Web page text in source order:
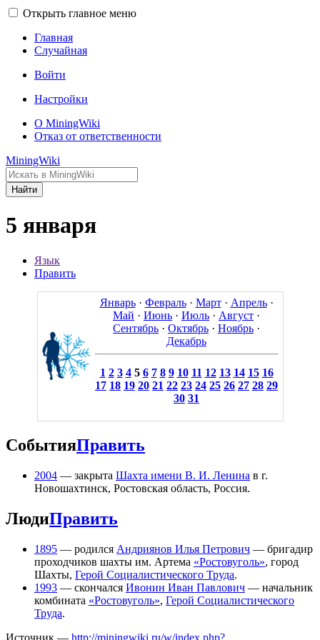
Открыть главное меню
Главная
Случайная
Войти
Настройки
О MiningWiki
Отказ от ответственности
MiningWiki
Найти
5 января
Язык
Править
Январь· Февраль· Март· Апрель·
Май · Июнь · Июль · Август ·
Сентябрь · Октябрь · Ноябрь ·
Декабрь
1 2 3 4 5 6 7 8 9 10 11 12 13 14 15 16
17 18 19 20 21 22 23 24 25 26 27 28 29
30 31
СобытияПравить
2004 — закрыта Шахта имени В. И. Ленина в г.
Новошахтинск, Ростовская область, Россия.
ЛюдиПравить
1895 — родился Андриянов Илья Петрович — бригадир
проходчиков шахты им. Артема «Ростовуголь», город
Шахты, Герой Социалистического Труда.
1993 — скончался Ивонин Иван Павлович — начальник
комбината «Ростовуголь», Герой Социалистического
Труда.
Источник — http://miningwiki.ru/w/index.php?